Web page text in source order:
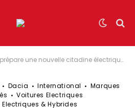
une nouvelle citadine électrique low-cost inspirée de la Renault Twingo 2026
Dacia International
Marques
Voitures Electriques
Electriques & Hybrides